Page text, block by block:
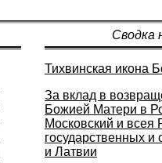
Сводка
Тихвинская икона
За вклад в
Божией Матери в
Московский и всея
государственных
и Латвии